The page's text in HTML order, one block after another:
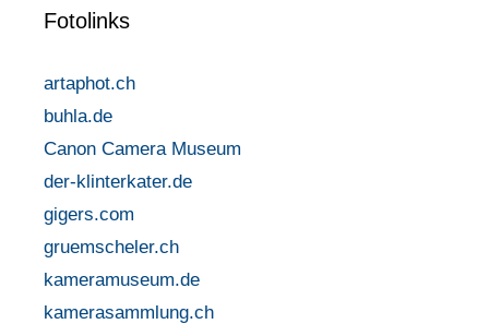
Fotolinks
artaphot.ch
buhla.de
Canon Camera Museum
der-klinterkater.de
gigers.com
gruemscheler.ch
kameramuseum.de
kamerasammlung.ch